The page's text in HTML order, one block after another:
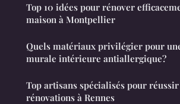
Top 10 idées pour rénover
maison à Montpellier
Quels matériaux privilégier pour
murale intérieure antiallergique?
Top artisans spécialisés pour réussir
rénovations à Rennes